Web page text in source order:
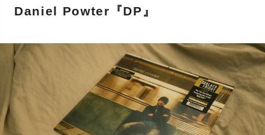
Daniel Powter『DP』